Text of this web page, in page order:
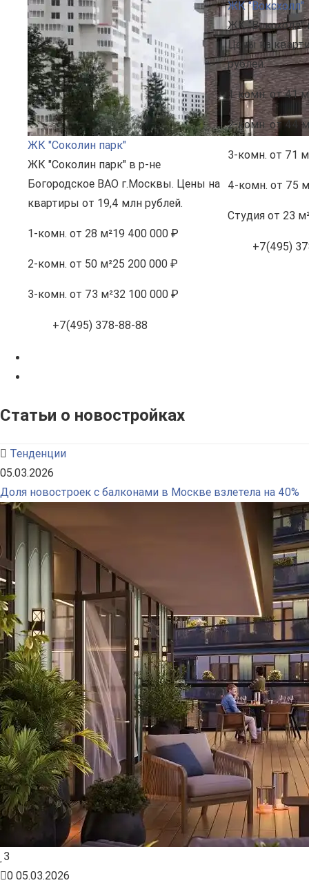
ЖК "Соколин парк"
ЖК "Соколин парк" в р-не
Богородское ВАО г.Москвы. Цены на
квартиры от 19,4 млн рублей.
1-комн. от 28 м²19 400 000 ₽
2-комн. от 50 м²25 200 000 ₽
3-комн. от 73 м²32 100 000 ₽
+7(495) 378-88-88
ЖК "Воксхолл"
ЖК "Воксхолл"
Цены на
рублей.
1-комн.от 41
2-комн. от 44
3-комн. от 71
4-комн. от 75
Студия от 23
+7(495)
Статьи о новостройках
Тенденции
05.03.2026
Доля новостроек с балконами в Москве взлетела на 40%
3
0 05.03.2026